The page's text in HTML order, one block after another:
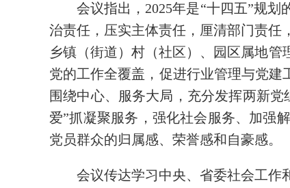
会议指出，2025年是“十四五”规
治责任，压实主体责任，厘清部门责任
乡镇（街道）村（社区）、园区属地
党的工作全覆盖，促进行业管理与党建
围绕中心、服务大局，充分发挥两新
爱”抓凝聚服务，强化社会服务、加强
党员群众的归属感、荣誉感和自豪感。
会议传达学习中央、省委社会工作